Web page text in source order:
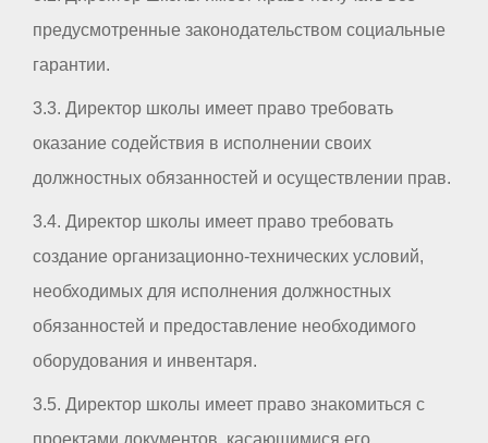
предусмотренные законодательством социальные
гарантии.
3.3. Директор школы имеет право требовать
оказание содействия в исполнении своих
должностных обязанностей и осуществлении прав.
3.4. Директор школы имеет право требовать
создание организационно-технических условий,
необходимых для исполнения должностных
обязанностей и предоставление необходимого
оборудования и инвентаря.
3.5. Директор школы имеет право знакомиться с
проектами документов, касающимися его